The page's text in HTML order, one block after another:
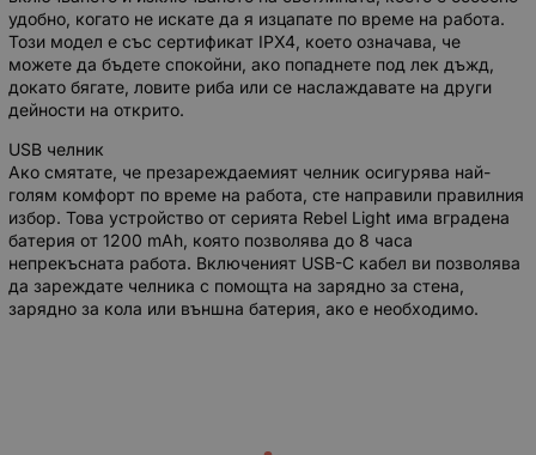
удобно, когато не искате да я изцапате по време на работа.
Този модел е със сертификат IPX4, което означава, че
можете да бъдете спокойни, ако попаднете под лек дъжд,
докато бягате, ловите риба или се наслаждавате на други
дейности на открито.
USB челник
Ако смятате, че презареждаемият челник осигурява най-
голям комфорт по време на работа, сте направили правилния
избор. Това устройство от серията Rebel Light има вградена
батерия от 1200 mAh, която позволява до 8 часа
непрекъсната работа. Включеният USB-C кабел ви позволява
да зареждате челника с помощта на зарядно за стена,
зарядно за кола или външна батерия, ако е необходимо.